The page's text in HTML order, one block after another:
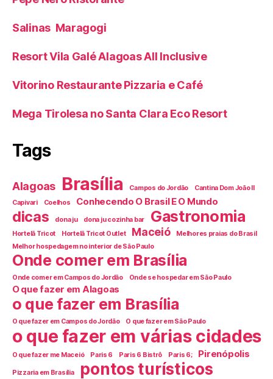
Salinas Maragogi
Resort Vila Galé Alagoas All Inclusive
Vitorino Restaurante Pizzaria e Café
Mega Tirolesa no Santa Clara Eco Resort
Tags
Alagoas Brasília Campos do Jordão
Cantina Dom João II
Capivari
Coelhos Conhecendo O Brasil E O Mundo
dicas dona ju dona ju cozinha bar Gastronomia
Hortelã Tricot Hortelã Tricot Outlet Maceió
Melhores praias do Brasil
Melhor hospedagem no interior de São Paulo
Onde comer em Brasília
Onde comer em Campos do Jordão Onde se hospedar em São Paulo
O que fazer em Alagoas
o que fazer em Brasília
O que fazer em Campos do Jordão O que fazer em São Paulo
o que fazer em várias cidades
O que fazer me Maceió Paris 6 Paris 6 Bistrô Paris 6; Pirenópolis
Pizzaria em Brasília pontos turísticos